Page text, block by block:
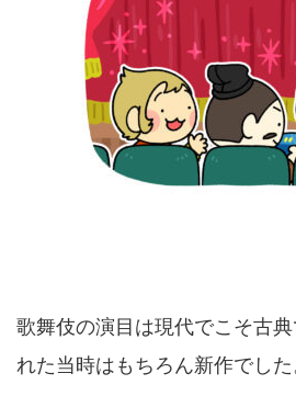
歌舞伎の演目は現代でこそ古
れた当時はもちろん新作でした